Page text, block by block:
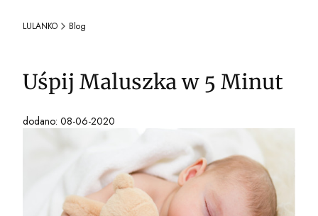
LULANKO Blog
Uśpij Maluszka w 5 Minut
dodano: 08-06-2020